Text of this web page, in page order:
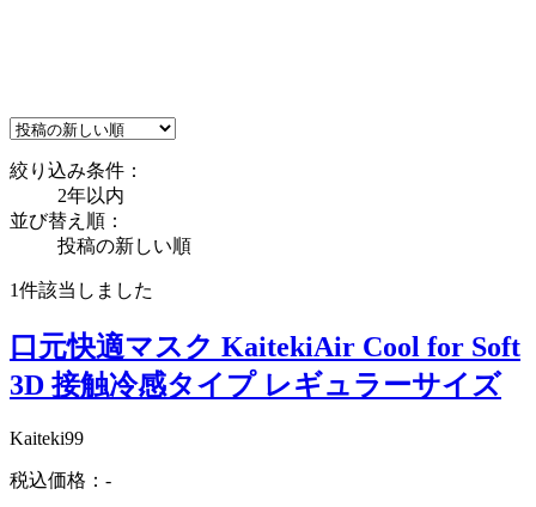
絞り込み条件：
2年以内
並び替え順：
投稿の新しい順
1件該当しました
口元快適マスク KaitekiAir Cool for Soft
3D 接触冷感タイプ レギュラーサイズ
Kaiteki99
税込価格：-